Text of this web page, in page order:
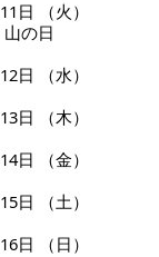
11日
（火）
山の日
12日
（水）
13日
（木）
14日
（金）
15日
（土）
16日
（日）